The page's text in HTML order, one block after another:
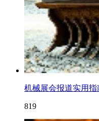
机械展会报道实用
819